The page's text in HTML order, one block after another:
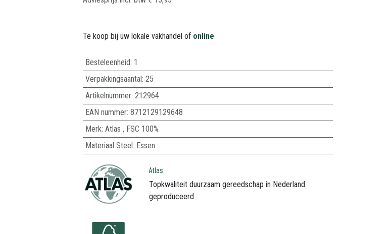
Te koop bij uw lokale vakhandel of online
Besteleenheid: 1
Verpakkingsaantal: 25
Artikelnummer: 212964
EAN nummer: 8712129129648
Merk: Atlas , FSC 100%
Materiaal Steel: Essen
Atlas
Topkwaliteit duurzaam gereedschap in Nederland
geproduceerd